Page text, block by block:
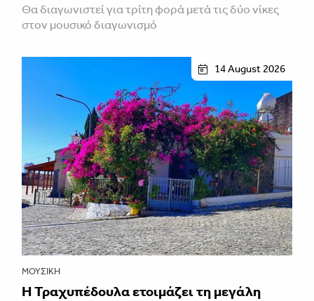
Θα διαγωνιστεί για τρίτη φορά μετά τις δύο νίκες
στον μουσικό διαγωνισμό
14 August 2026
ΜΟΥΣΙΚΉ
Η Τραχυπέδουλα ετοιμάζει τη μεγάλη